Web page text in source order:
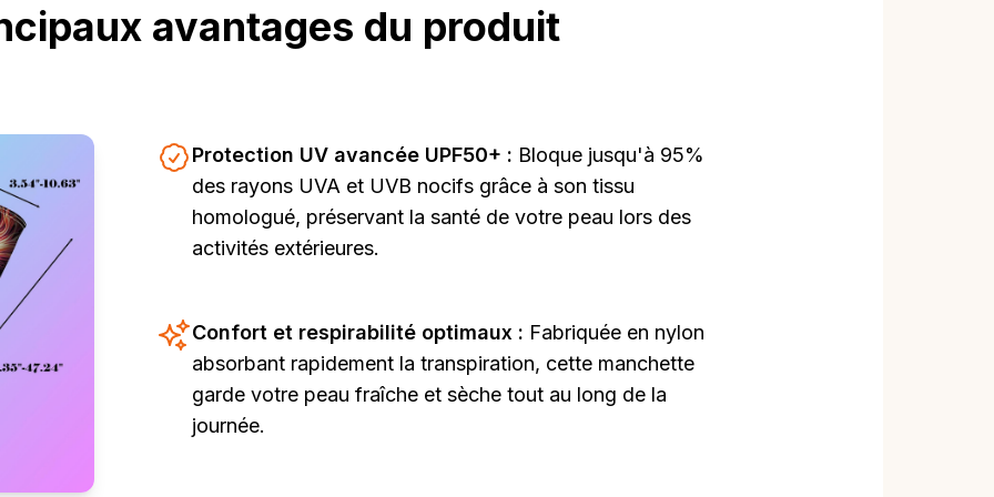
avantages du produit
Protection UV avancée UPF50+ : Bloque jusqu'à 95%
des rayons UVA et UVB nocifs grâce à son tissu
homologué, préservant la santé de votre peau lors des
activités extérieures.
Confort et respirabilité optimaux : Fabriquée en nylon
absorbant rapidement la transpiration, cette manchette
garde votre peau fraîche et sèche tout au long de la
journée.